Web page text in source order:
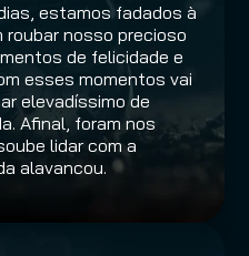
estamos fadados à
roubar nosso precioso
de felicidade e
esses momentos vai
elevadíssimo de
Afinal, foram nos
lidar com a
alavancou.